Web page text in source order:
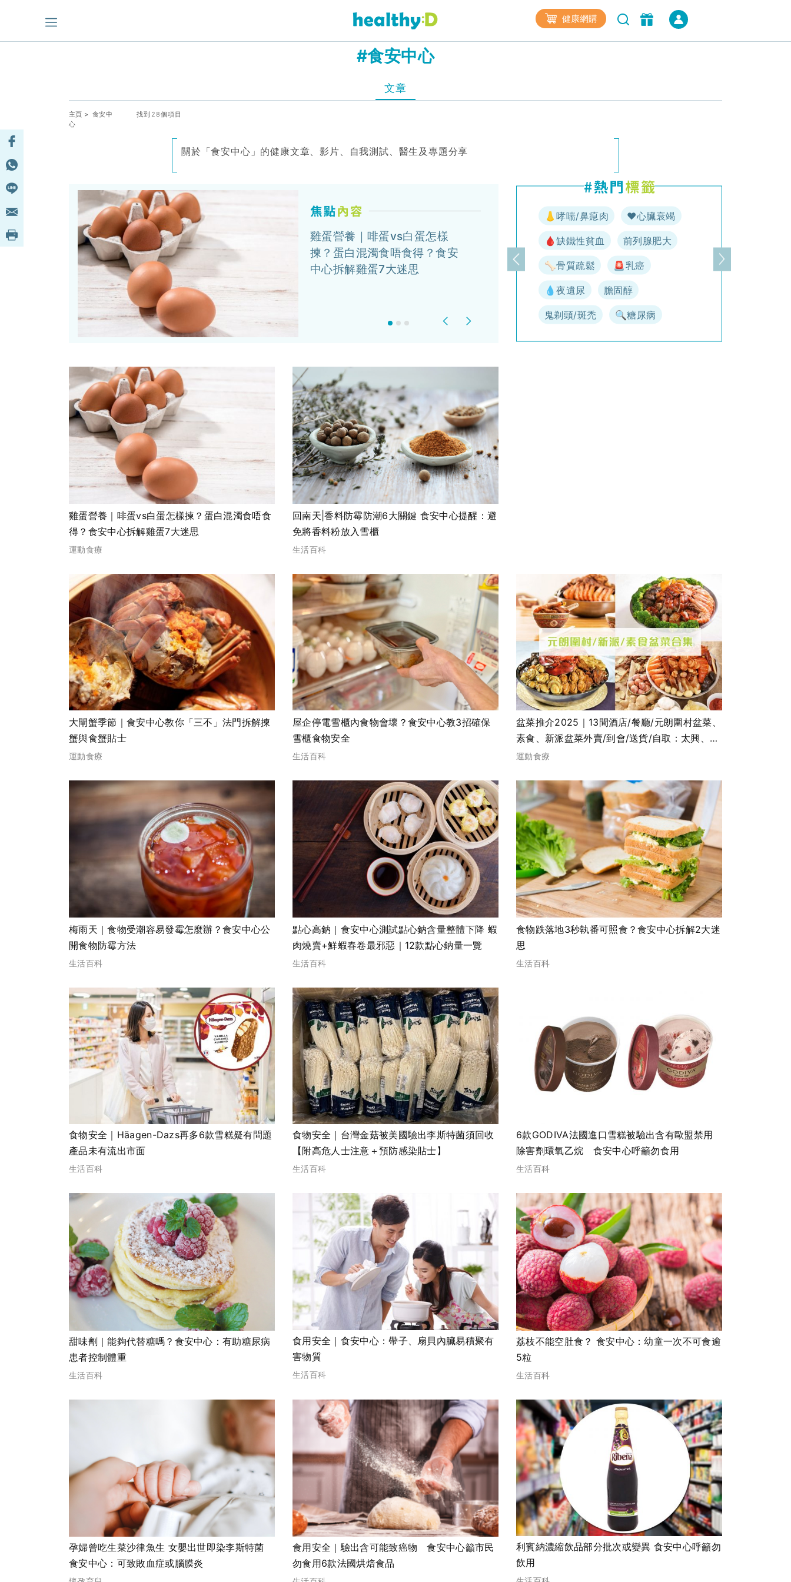
健康網購
#食安中心
文章
主頁 > 食安中
心
找到28個項目
關於「食安中心」的健康文章、影片、自我測試、醫生及專題分享
雞蛋營養｜啡蛋vs白蛋怎樣
揀？蛋白混濁食唔食得？食安
中心拆解雞蛋7大迷思
Previous
上一頁
👃哮喘/鼻瘜肉 ♥️心臟衰竭
🩸缺鐵性貧血 前列腺肥大
🦴骨質疏鬆 🚨乳癌
💧夜遺尿 膽固醇
鬼剃頭/斑禿 🔍糖尿病
下一頁
雞蛋營養｜啡蛋vs白蛋怎樣揀？蛋白混濁食唔食
得？食安中心拆解雞蛋7大迷思
運動食療
回南天|香料防霉防潮6大關鍵 食安中心提醒：避
免將香料粉放入雪櫃
生活百科
大閘蟹季節｜食安中心教你「三不」法門拆解揀
蟹與食蟹貼士
運動食療
屋企停電雪櫃內食物會壞？食安中心教3招確保
雪櫃食物安全
生活百科
盆菜推介2025｜13間酒店/餐廳/元朗圍村盆菜、
素食、新派盆菜外賣/到會/送貨/自取：太興、新
同樂、富豪酒店、永年等
運動食療
梅雨天｜食物受潮容易發霉怎麼辦？食安中心公
開食物防霉方法
生活百科
點心高鈉｜食安中心測試點心鈉含量整體下降 蝦
肉燒賣+鮮蝦春卷最邪惡｜12款點心鈉量一覽
生活百科
食物跌落地3秒執番可照食？食安中心拆解2大迷
思
生活百科
食物安全｜Häagen-Dazs再多6款雪糕疑有問題
產品未有流出市面
生活百科
食物安全｜台灣金菇被美國驗出李斯特菌須回收
【附高危人士注意＋預防感染貼士】
生活百科
6款GODIVA法國進口雪糕被驗出含有歐盟禁用
除害劑環氧乙烷 食安中心呼籲勿食用
生活百科
甜味劑｜能夠代替糖嗎？食安中心：有助糖尿病
患者控制體重
生活百科
食用安全｜食安中心：帶子、扇貝內臟易積聚有
害物質
生活百科
荔枝不能空肚食？ 食安中心：幼童一次不可食逾
5粒
生活百科
孕婦曾吃生菜沙律魚生 女嬰出世即染李斯特菌
食安中心：可致敗血症或腦膜炎
食用安全｜驗出含可能致癌物 食安中心籲市民
勿食用6款法國烘焙食品
利賓納濃縮飲品部分批次或變異 食安中心呼籲勿
飲用